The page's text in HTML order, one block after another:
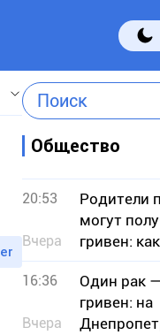
Поиск
Общество
20:53
Вчера
Родители
могут
гривен:
«Пакет
16:36
Вчера
Один рак
гривен: на